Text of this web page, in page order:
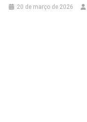
20 de março de 2026